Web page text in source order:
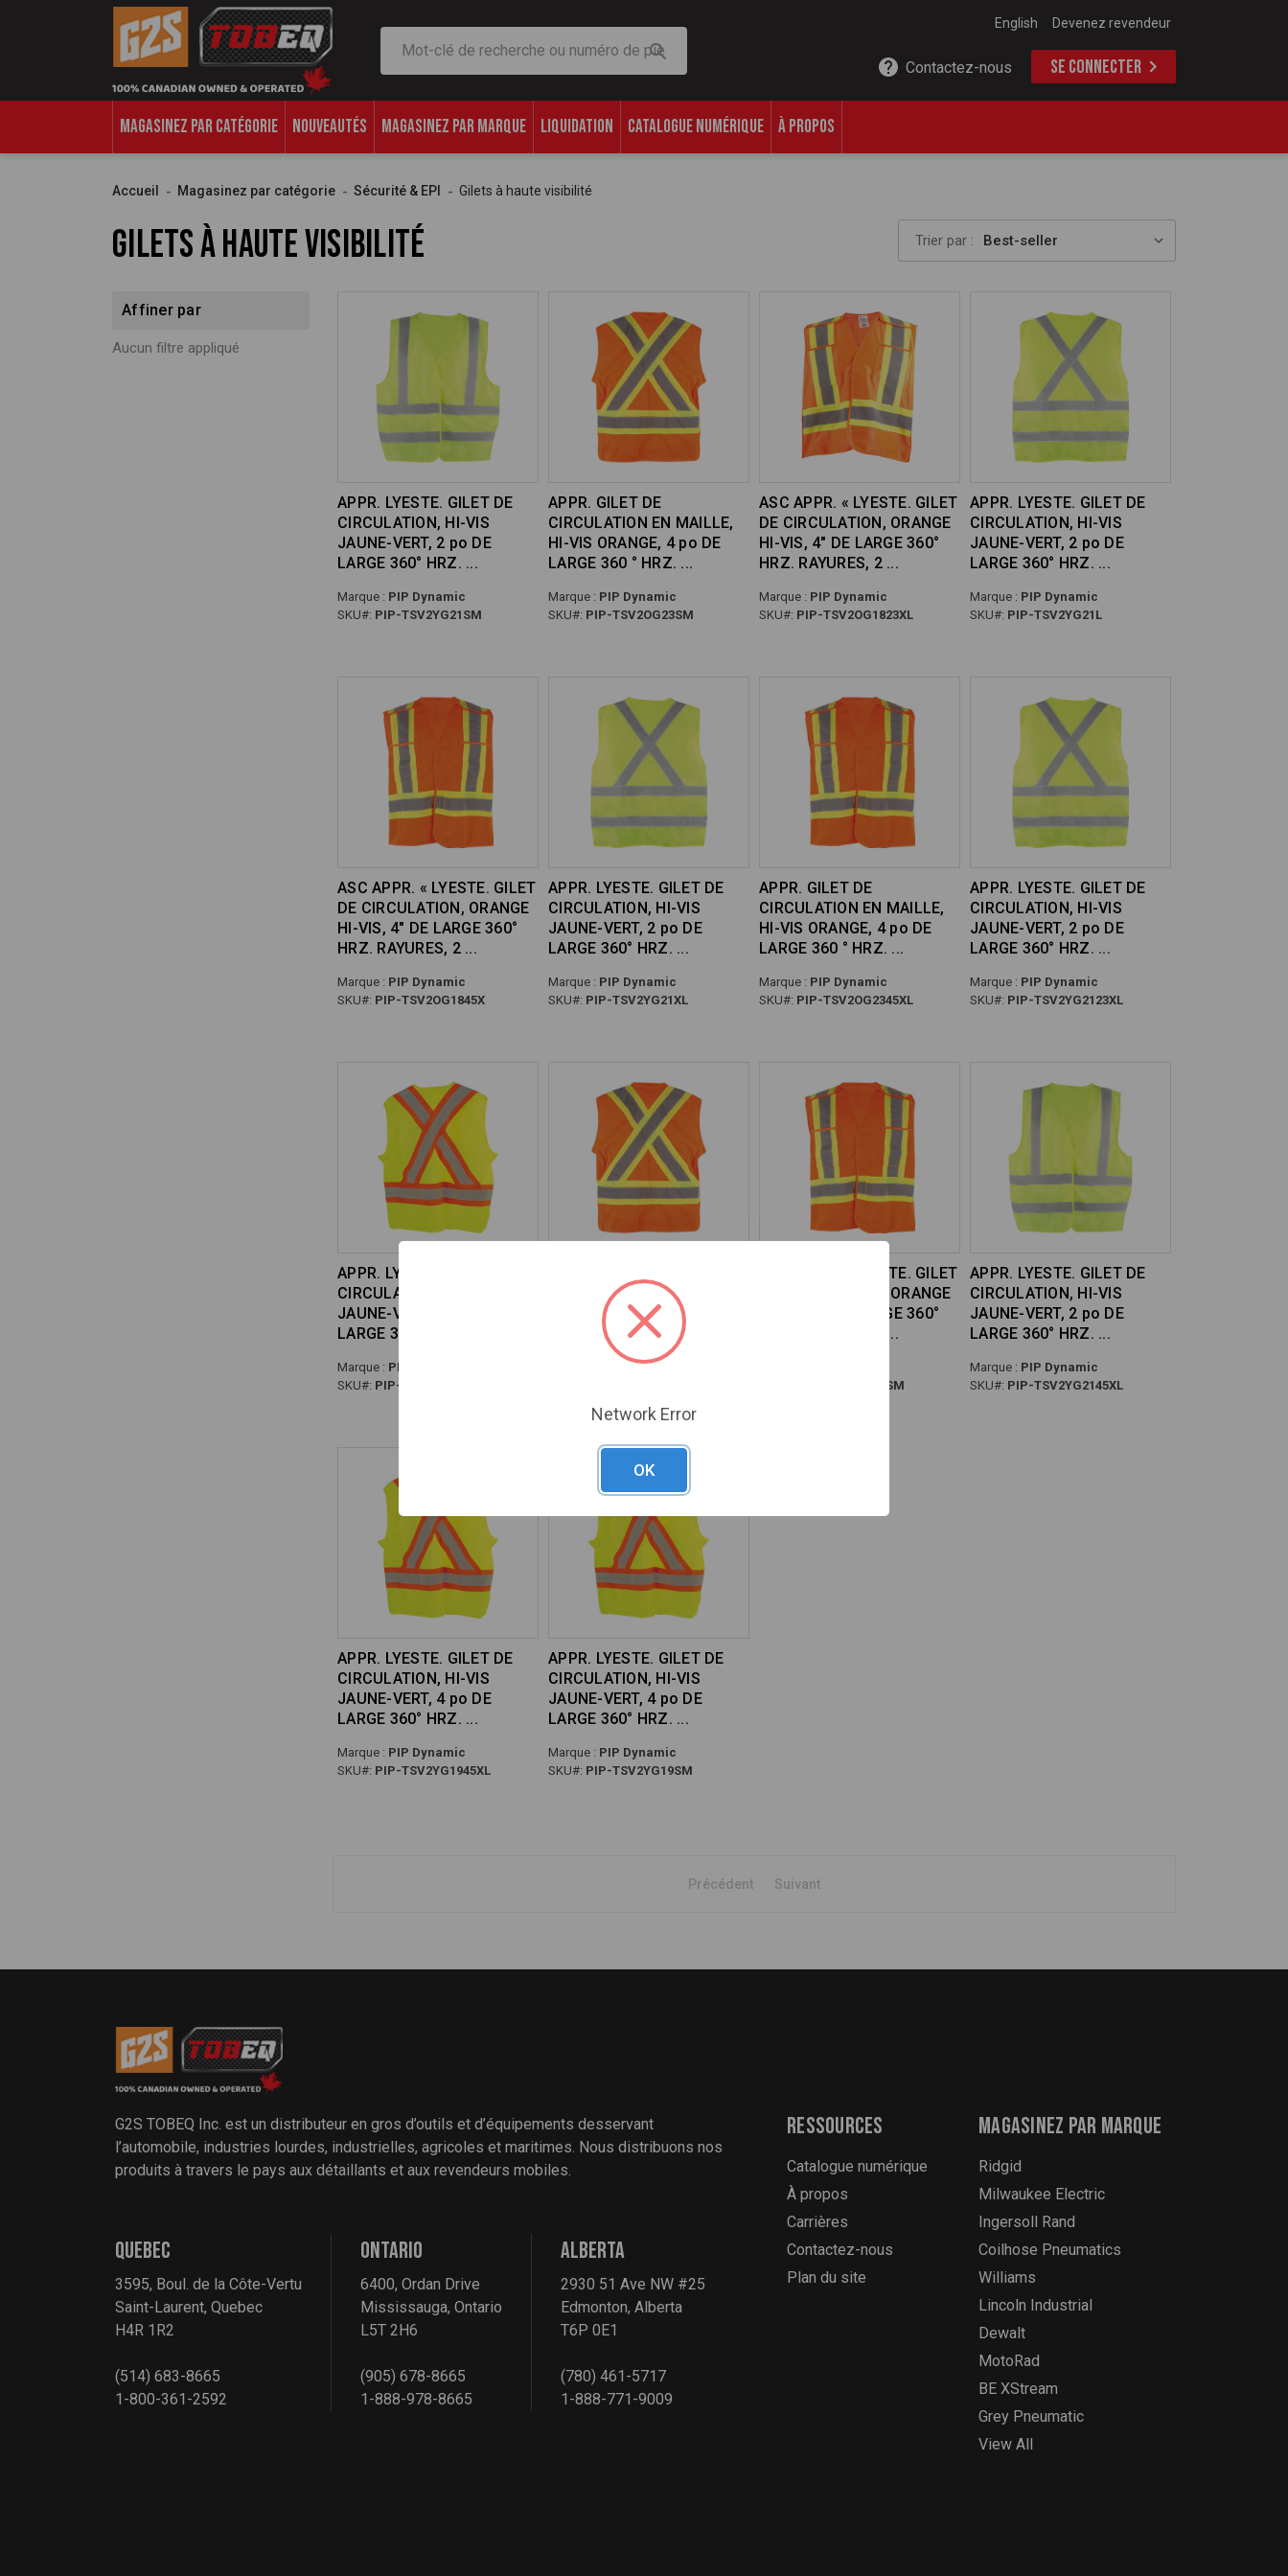
Devenez revendeur
English
Contactez-nous SE CONNECTER
MAGASINEZ PAR CATÉGORIE NOUVEAUTÉS MAGASINEZ PAR MARQUE LIQUIDATION CATALOGUE NUMÉRIQUE À PROPOS
Accueil Magasinez par catégorie Sécurité & EPI Gilets à haute visibilité
Gilets à haute visibilité Trier par :
Affiner par
Aucun filtre appliqué
APPR. LYESTE. GILET DE
CIRCULATION, HI-VIS
JAUNE-VERT, 2 po DE
LARGE 360° HRZ.
Marque : PIP Dynamic
SKU#: PIP-TSV2YG21SM
APPR. GILET DE
CIRCULATION EN MAILLE,
HI-VIS ORANGE, 4 po DE
LARGE 360 ° HRZ.
Marque : PIP Dynamic
SKU#: PIP-TSV2OG23SM
ASC APPR. « LYESTE. GILET
DE CIRCULATION, ORANGE
HI-VIS, 4" DE LARGE 360°
HRZ. RAYURES, 2
Marque : PIP Dynamic
SKU#: PIP-TSV2OG1823XL
APPR. LYESTE. GILET DE
CIRCULATION, HI-VIS
JAUNE-VERT, 2 po DE
LARGE 360° HRZ.
Marque : PIP Dynamic
SKU#: PIP-TSV2YG21L
ASC APPR. « LYESTE. GILET
DE CIRCULATION, ORANGE
HI-VIS, 4" DE LARGE 360°
HRZ. RAYURES, 2
Marque : PIP Dynamic
SKU#: PIP-TSV2OG1845X
APPR. LYESTE. GILET DE
CIRCULATION, HI-VIS
JAUNE-VERT, 2 po DE
LARGE 360° HRZ.
Marque : PIP Dynamic
SKU#: PIP-TSV2YG21XL
APPR. GILET DE
CIRCULATION EN MAILLE,
HI-VIS ORANGE, 4 po DE
LARGE 360 ° HRZ.
Marque : PIP Dynamic
SKU#: PIP-TSV2OG2345XL
APPR. LYESTE. GILET DE
CIRCULATION, HI-VIS
JAUNE-VERT, 2 po DE
LARGE 360° HRZ.
Marque : PIP Dynamic
SKU#: PIP-TSV2YG2123XL
APPR. LYESTE. GILET DE
CIRCULATION, HI-VIS
JAUNE-VERT, 4 po DE
LARGE 360° HRZ.
Marque : PIP Dynamic
SKU#: PIP-TSV2YG1923XL
CIRCULATION EN MAILLE,
HI-VIS ORANGE, 4 po DE
LARGE 360 ° HRZ.
PIP Dynamic
ASC APPR. « LYESTE. GILET
DE CIRCULATION, ORANGE
HI-VIS, 4" DE LARGE 360°
PIP-TSV2OG18SM
APPR. LYESTE. GILET DE
CIRCULATION, HI-VIS
JAUNE-VERT, 2 po DE
LARGE 360° HRZ.
Marque : PIP Dynamic
SKU#: PIP-TSV2YG2145XL
APPR. LYESTE. GILET DE
CIRCULATION, HI-VIS
JAUNE-VERT, 4 po DE
LARGE 360° HRZ.
Marque : PIP Dynamic
SKU#: PIP-TSV2YG1945XL
APPR. LYESTE. GILET DE
CIRCULATION, HI-VIS
JAUNE-VERT, 4 po DE
LARGE 360° HRZ.
Marque : PIP Dynamic
SKU#: PIP-TSV2YG19SM
Précédent Suivant
G2S TOBEQ Inc. est un distributeur en gros d’outils et d’équipements desservant
l’automobile, industries lourdes, industrielles, agricoles et maritimes. Nous distribuons nos
produits à travers le pays aux détaillants et aux revendeurs mobiles.
QUEBEC
3595, Boul. de la Côte-Vertu
Saint-Laurent, Quebec
H4R 1R2
(514) 683-8665
1-800-361-2592
ONTARIO
6400, Ordan Drive
Mississauga, Ontario
L5T 2H6
(905) 678-8665
1-888-978-8665
ALBERTA
2930 51 Ave NW #25
Edmonton, Alberta
T6P 0E1
(780) 461-5717
1-888-771-9009
Magasinez par marque
Ridgid
Milwaukee Electric
Ingersoll Rand
Coilhose Pneumatics
Williams
Lincoln Industrial
Dewalt
MotoRad
BE XStream
Grey Pneumatic
View All
Ressources
Catalogue numérique
À propos
Carrières
Contactez-nous
Plan du site
Network Error
OK